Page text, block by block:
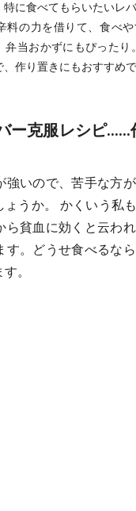
に食べてもらいたいレ
料の力を借りて、食べ
弁当おかずにもぴったり
作り置きにもおすすめ
ー克服レシピ……
強いので、苦手な方
ょうか。 かくいう私
ら貧血に効くと云わ
す。どうせ食べるな
。